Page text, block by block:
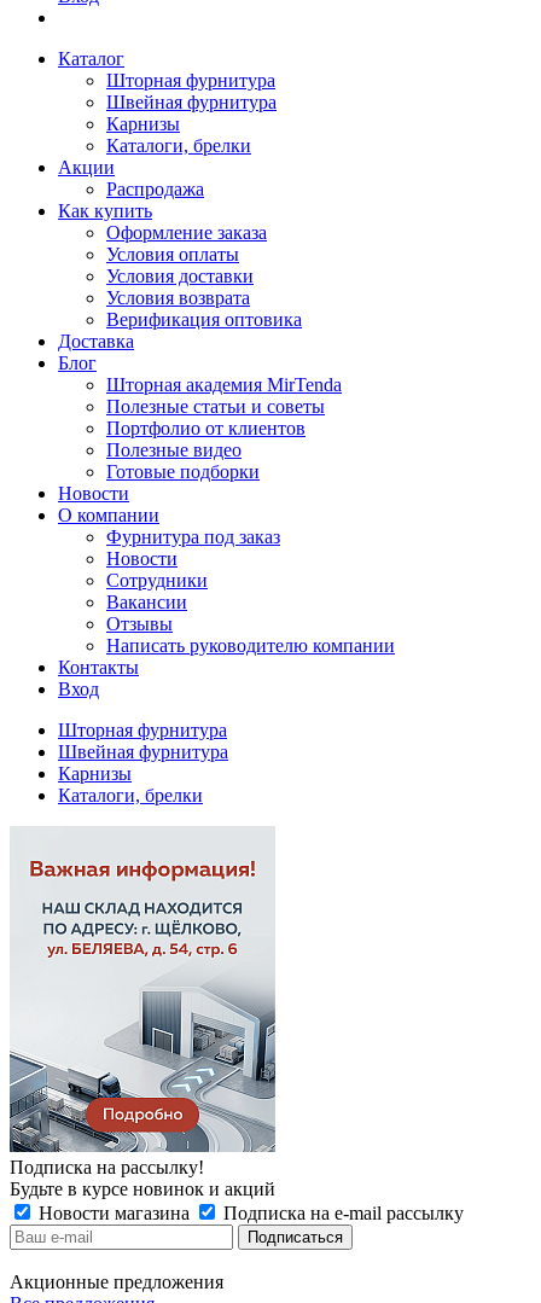
Каталог
Шторная фурнитура
Швейная фурнитура
Карнизы
Каталоги, брелки
Акции
Распродажа
Как купить
Оформление заказа
Условия оплаты
Условия доставки
Условия возврата
Верификация оптовика
Доставка
Блог
Шторная академия MirTenda
Полезные статьи и советы
Портфолио от клиентов
Полезные видео
Готовые подборки
Новости
О компании
Фурнитура под заказ
Новости
Сотрудники
Вакансии
Отзывы
Написать руководителю компании
Контакты
Вход
Шторная фурнитура
Швейная фурнитура
Карнизы
Каталоги, брелки
Подписка на рассылку!
Будьте в курсе новинок и акций
Новости магазина
Подписка на e-mail рассылку
Акционные предложения